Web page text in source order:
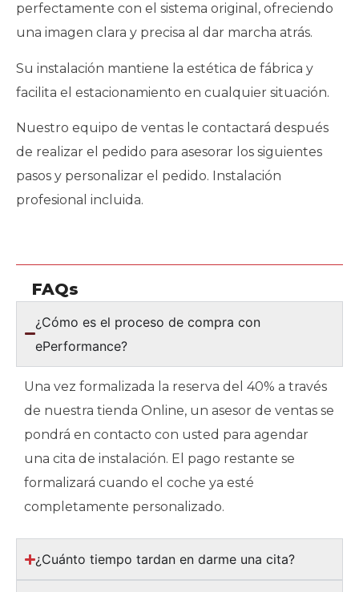
perfectamente con el sistema original, ofreciendo
una imagen clara y precisa al dar marcha atrás.
Su instalación mantiene la estética de fábrica y
facilita el estacionamiento en cualquier situación.
Nuestro equipo de ventas le contactará después
de realizar el pedido para asesorar los siguientes
pasos y personalizar el pedido. Instalación
profesional incluida.
FAQs
¿Cómo es el proceso de compra con
ePerformance?
Una vez formalizada la reserva del 40% a través
de nuestra tienda Online, un asesor de ventas se
pondrá en contacto con usted para agendar
una cita de instalación. El pago restante se
formalizará cuando el coche ya esté
completamente personalizado.
¿Cuánto tiempo tardan en darme una cita?